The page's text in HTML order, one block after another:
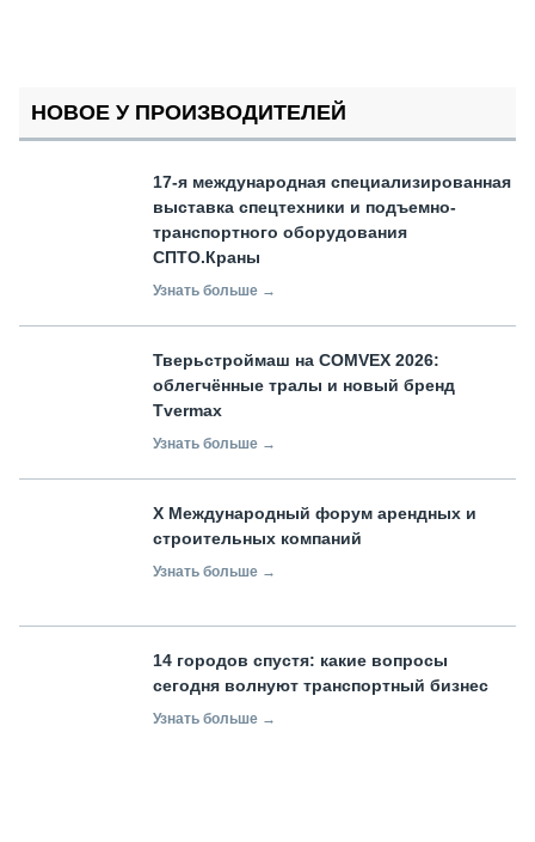
НОВОЕ У ПРОИЗВОДИТЕЛЕЙ
17-я международная специализированная
выставка спецтехники и подъемно-
транспортного оборудования
СПТО.Краны
Узнать больше →
Тверьстроймаш на COMVEX 2026:
облегчённые тралы и новый бренд
Tvermax
Узнать больше →
X Международный форум арендных и
строительных компаний
Узнать больше →
14 городов спустя: какие вопросы
сегодня волнуют транспортный бизнес
Узнать больше →